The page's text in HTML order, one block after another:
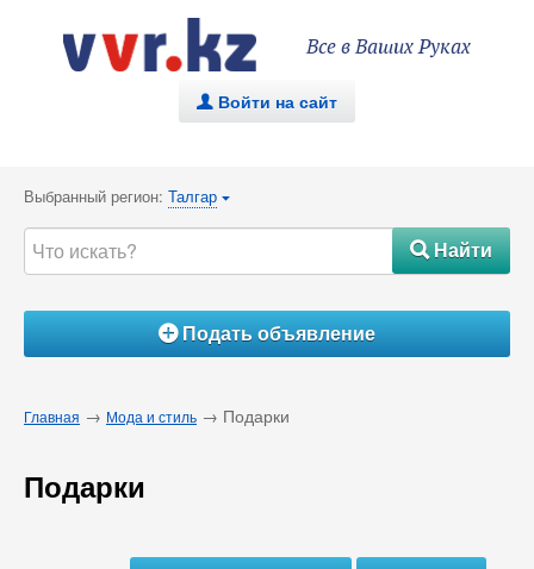
Все в Ваших Руках
. Войти на сайт
Выбранный регион: Талгар {
#Найти
ÁПодать объявление
Главная → Мода и стиль → Подарки
Подарки